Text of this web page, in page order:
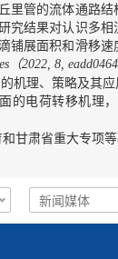
的流体通路结
结果对认识多
展面积和滑移
（2022, 8, eadd0464
理、策略及其应
的电荷转移机理
甘肃省重大专项等